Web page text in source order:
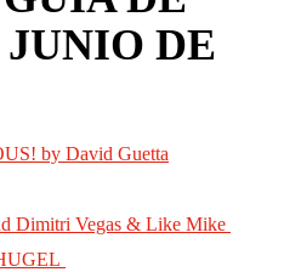
DE
by David Guetta
Dimitri Vegas & Like Mike